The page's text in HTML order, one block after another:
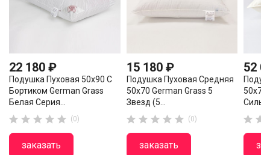
22 180 ₽
Подушка Пуховая 50х90 С
Бортиком German Grass
Белая Серия...
     (0)
заказать
15 180 ₽
Подушка Пуховая Средняя
50х70 German Grass 5
Звезд (5...
     (0)
заказать
52
50х70
 